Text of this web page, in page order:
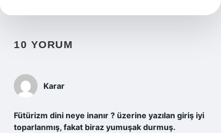
10 YORUM
Karar
Fütürizm dini neye inanır ? üzerine yazılan giriş iyi
toparlanmış, fakat biraz yumuşak durmuş.